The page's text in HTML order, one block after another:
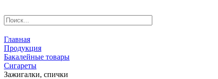
Главная
Продукция
Бакалейные товары
Сигареты
Зажигалки, спички